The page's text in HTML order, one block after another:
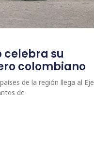
celebra su
colombiano
de la región llega al Eje
de